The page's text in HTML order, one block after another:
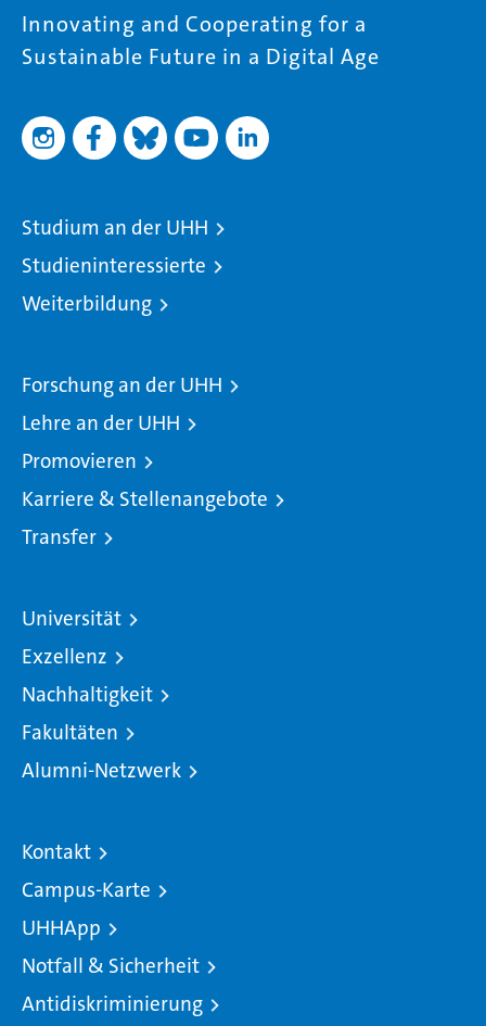
Innovating and Cooperating for a
Sustainable Future in a Digital Age
Studium an der UHH
Studieninteressierte
Weiterbildung
Forschung an der UHH
Lehre an der UHH
Promovieren
Karriere & Stellenangebote
Transfer
Universität
Exzellenz
Nachhaltigkeit
Fakultäten
Alumni-Netzwerk
Kontakt
Campus-Karte
UHHApp
Notfall & Sicherheit
Antidiskriminierung